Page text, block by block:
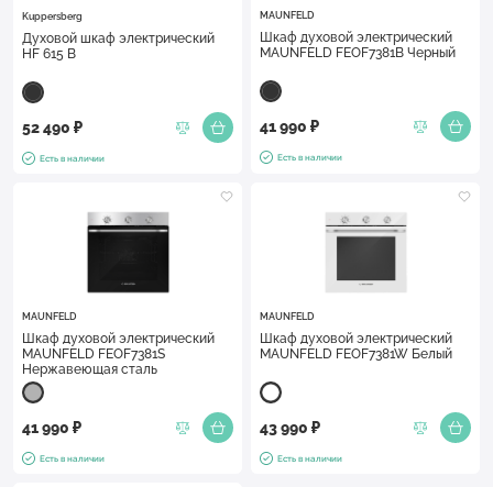
Kuppersberg
Духовой шкаф электрический
HF 615 B
52 490 ₽
Есть в наличии
MAUNFELD
Шкаф духовой электрический
MAUNFELD FEOF7381B Черный
41 990 ₽
Есть в наличии
MAUNFELD
Шкаф духовой электрический
MAUNFELD FEOF7381S
Нержавеющая сталь
41 990 ₽
Есть в наличии
MAUNFELD
Шкаф духовой электрический
MAUNFELD FEOF7381W Белый
43 990 ₽
Есть в наличии